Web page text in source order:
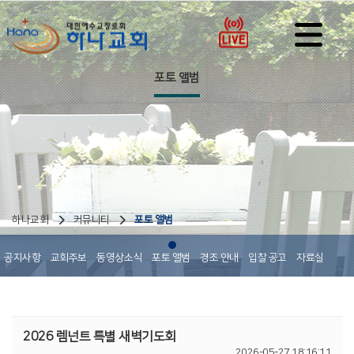
포토 앨범
하나교회 커뮤니티 포토 앨범
공지사항 교회주보 동영상소식 포토 앨범 경조 안내 입찰 공고 자료실
2026 렘넌트 특별 새벽기도회